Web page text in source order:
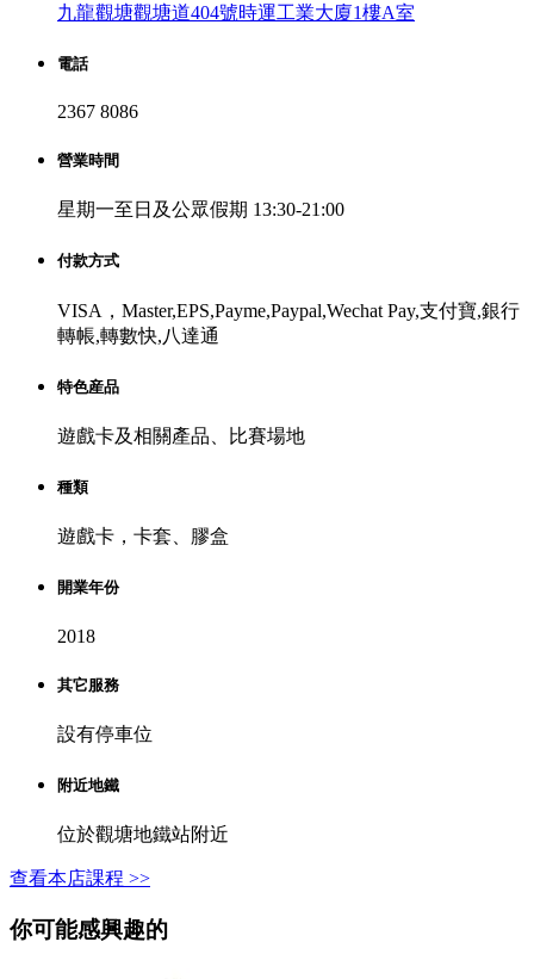
九龍觀塘觀塘道404號時運工業大廈1樓A室
電話
2367 8086
營業時間
星期一至日及公眾假期 13:30-21:00
付款方式
VISA，Master,EPS,Payme,Paypal,Wechat Pay,支付寶,銀行
轉帳,轉數快,八達通
特色産品
遊戲卡及相關產品、比賽場地
種類
遊戲卡，卡套、膠盒
開業年份
2018
其它服務
設有停車位
附近地鐵
位於觀塘地鐵站附近
查看本店課程 >>
你可能感興趣的